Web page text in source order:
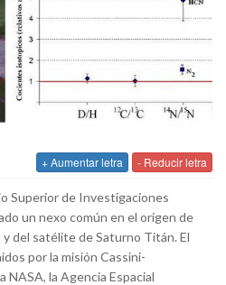
+ Aumentar letra - Reducir letra
Superior de Investigaciones
un nexo común en el origen de
del satélite de Saturno Titán. El
por la misión Cassini-
NASA, la Agencia Espacial